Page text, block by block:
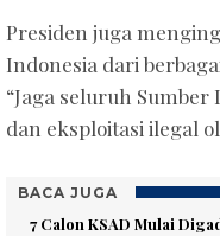
Presiden juga
Indonesia dari
“Jaga seluruh
dan eksploitasi ilegal
BACA JUGA
7 Calon KSAD Mulai